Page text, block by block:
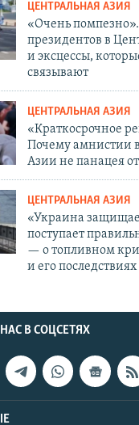
ЦЕНТРАЛЬНАЯ АЗИЯ
«Очень
президентов в
и эксцессы,
связывают
ЦЕНТРАЛЬНАЯ АЗИЯ
«Краткосрочное
Почему амнистии
Азии не панацея
ЦЕНТРАЛЬНАЯ АЗИЯ
«Украина
поступает
— о топливном
и его последствиях
В СОЦСЕТЯХ